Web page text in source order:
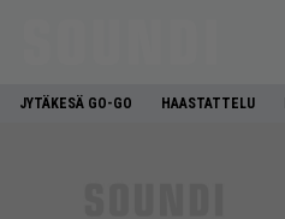
JYTÄKESÄ GO-GO HAASTATTELU